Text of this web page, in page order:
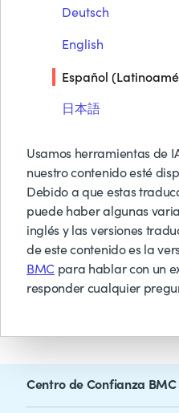
Deutsch
English
Español
日本語
Usamos herramientas de
nuestro contenido esté
Debido a que estas
puede haber algunas
inglés y las versiones
de este contenido es la
BMC para hablar con un
responder cualquier
pueda hacer negocios
humanamente posible.
Centro de Confianza BMC